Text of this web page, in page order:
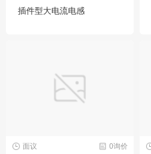
插件型大电流电感
0询价
面议